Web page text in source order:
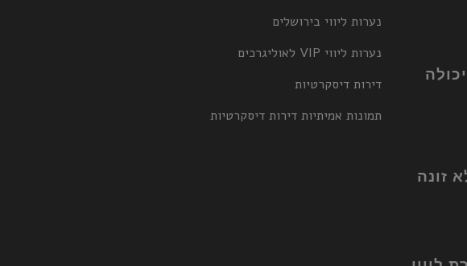
זונה
נערות ליווי בירושלים
נערות ליווי VIP לאוליגרכים
דירות דיסקרטיות
תמונות אמיתיות דירות דיסקרטיות